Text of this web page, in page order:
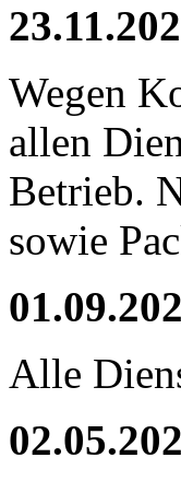
Wegen
allen
Betrieb.
sowie
Alle